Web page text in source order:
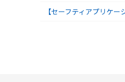
【セーフティアプリケ